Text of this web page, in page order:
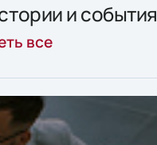
и события
все